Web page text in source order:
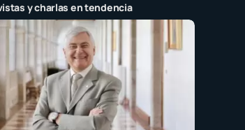
y charlas en tendencia